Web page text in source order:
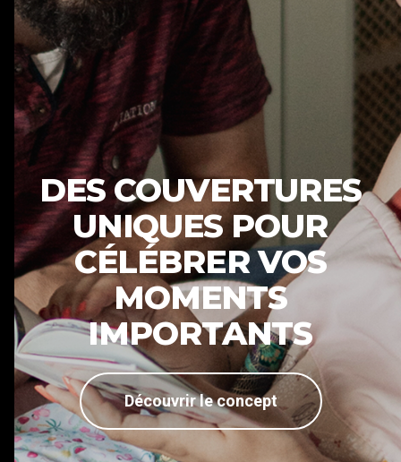
DES COUVERTURES
UNIQUES POUR
CÉLÉBRER VOS
MOMENTS
IMPORTANTS
Découvrir le concept